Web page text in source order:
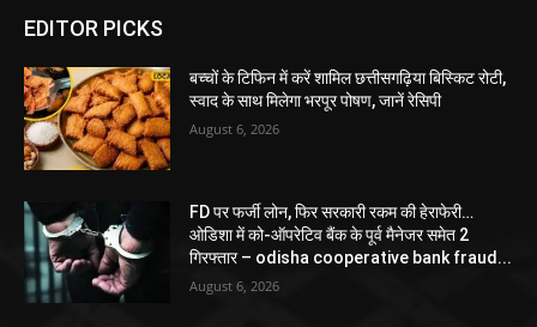
EDITOR PICKS
बच्चों के टिफिन में करें शामिल छत्तीसगढ़िया बिस्किट रोटी,
स्वाद के साथ मिलेगा भरपूर पोषण, जानें रेसिपी
August 6, 2026
FD पर फर्जी लोन, फिर सरकारी रकम की हेराफेरी…
ओडिशा में को-ऑपरेटिव बैंक के पूर्व मैनेजर समेत 2
गिरफ्तार – odisha cooperative bank fraud...
August 6, 2026